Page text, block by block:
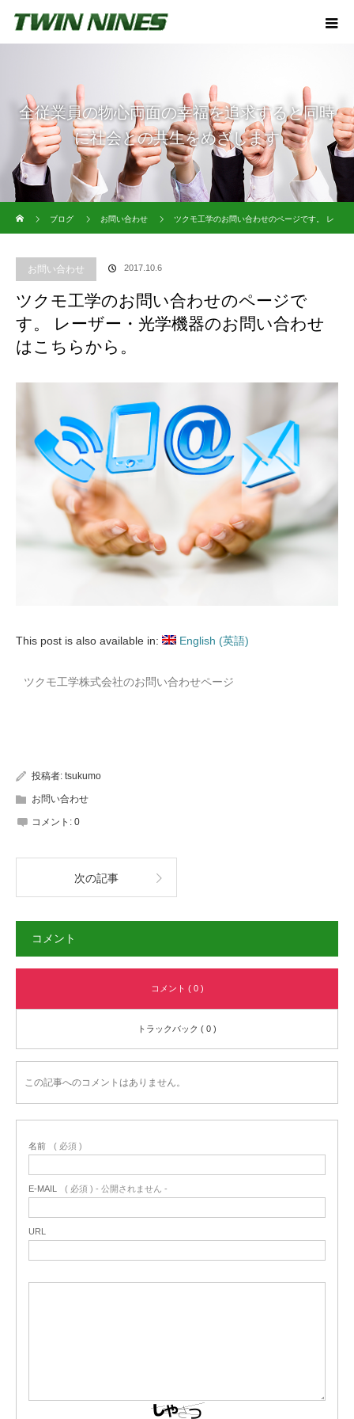
全従業員の物心両面の幸福を追求すると同時
に社会との共生をめざします
ブログ
お問い合わせ ツクモ工学のお問い合わせのページです。 レ
お問い合わせ 2017.10.6
ツクモ工学のお問い合わせのページで
す。 レーザー・光学機器のお問い合わせ
はこちらから。
This post is also available in: English (英語)
ツクモ工学株式会社のお問い合わせページ
投稿者: tsukumo
お問い合わせ
コメント: 0
次の記事
コメント
コメント ( 0 )
トラックバック ( 0 )
この記事へのコメントはありません。
名前 ( 必須 )
E-MAIL ( 必須 ) - 公開されません -
URL